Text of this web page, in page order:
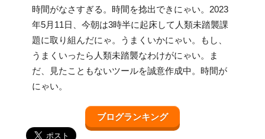
時間がなさすぎる。時間を捻出できにゃい。2023
年5月11日、今朝は3時半に起床して人類未踏襲課
題に取り組んだにゃ。うまくいかにゃい。もし、
うまくいったら人類未踏襲なわけがにゃい。ま
だ、見たこともないツールを誠意作成中。時間が
にゃい。
ブログランキング